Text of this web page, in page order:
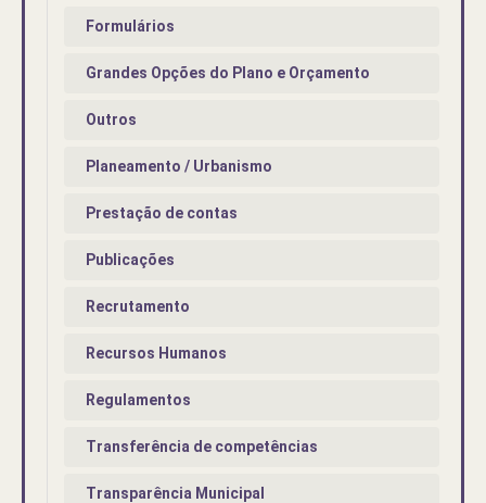
Formulários
Grandes Opções do Plano e Orçamento
Outros
Planeamento / Urbanismo
Prestação de contas
Publicações
Recrutamento
Recursos Humanos
Regulamentos
Transferência de competências
Transparência Municipal